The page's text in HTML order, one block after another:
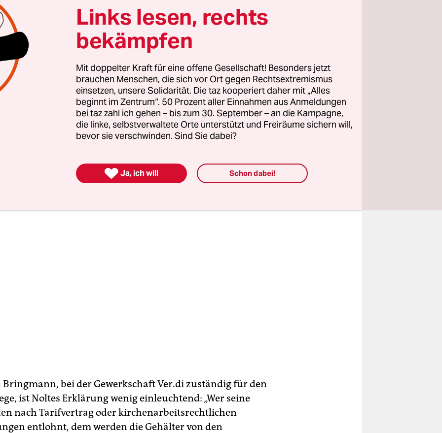
Wohlfahrtspflege jetzt angenommen. Der Altenheim-
künftig wieder Tariflöhne zahlen – obwohl er Anfang des
verlassen hatte, weil er angeblich kein Geld mehr
habe ihre Mitgliedschaft kündigen müssen, sagt
Sprecher Detlev Nolte, „weil die Lage in der Pflege
aussah als heute“. Mittlerweile habe es aber
Verhandlungsrunden mit Kos­tenträgern gegeben. Die
im Januar wieder ins Diakonische Werk aufgenommen
für die Mitarbeitenden soll zum ersten März
sein“, sagt Nolte.
Bringmann, bei der Gewerkschaft Ver.di zuständig für den
ist Noltes Erklärung wenig einleuchtend: „Wer seine
nach Tarifvertrag oder kirchenarbeitsrechtlichen
entlohnt, dem werden die Gehälter von den
Links lesen, rechts
bekämpfen
Mit doppelter Kraft für eine offene Gesellschaft! Besonders jetzt
brauchen Menschen, die sich vor Ort gegen Rechtsextremismus
einsetzen, unsere Solidarität. Die taz kooperiert daher mit „Alles
beginnt im Zentrum“. 50 Prozent aller Einnahmen aus Anmeldungen
bei taz zahl ich gehen – bis zum 30. September – an die Kampagne,
die linke, selbstverwaltete Orte unterstützt und Freiräume sichern will,
bevor sie verschwinden. Sind Sie dabei?
 Ja, ich will Schon dabei!